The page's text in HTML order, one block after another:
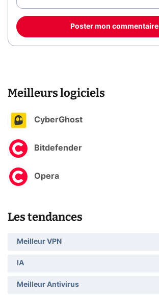
Poster mon commentaire
Meilleurs logiciels
CyberGhost
Bitdefender
Opera
Les tendances
Meilleur VPN
IA
Meilleur Antivirus